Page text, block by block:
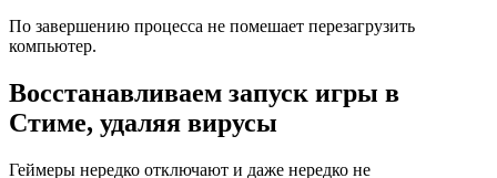
По завершению процесса не помешает перезагрузить
компьютер.
Восстанавливаем запуск игры в
Стиме, удаляя вирусы
Геймеры нередко отключают и даже нередко не